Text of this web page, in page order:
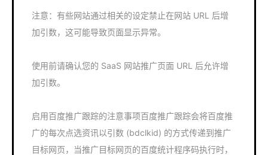
注意：有些网站通过相关的设定禁止在网站 URL 后增
加引数，这可能导致页面显示异常。
使用前请确认您的 SaaS 网站推广页面 URL 后允许增
加引数。
启用百度推广跟踪的注意事项百度推广跟踪会将百度推
广的每次点选资讯以引数 (bdclkid) 的方式传递到推广
目标网页，当推广目标网页的百度统计程序码执行时，